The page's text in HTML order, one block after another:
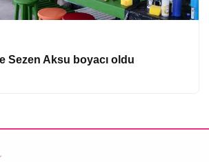
Sezen Aksu boyacı oldu